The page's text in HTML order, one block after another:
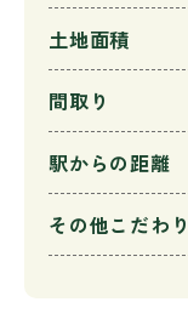
土地面積
間取り
駅からの距離
その他こだわ